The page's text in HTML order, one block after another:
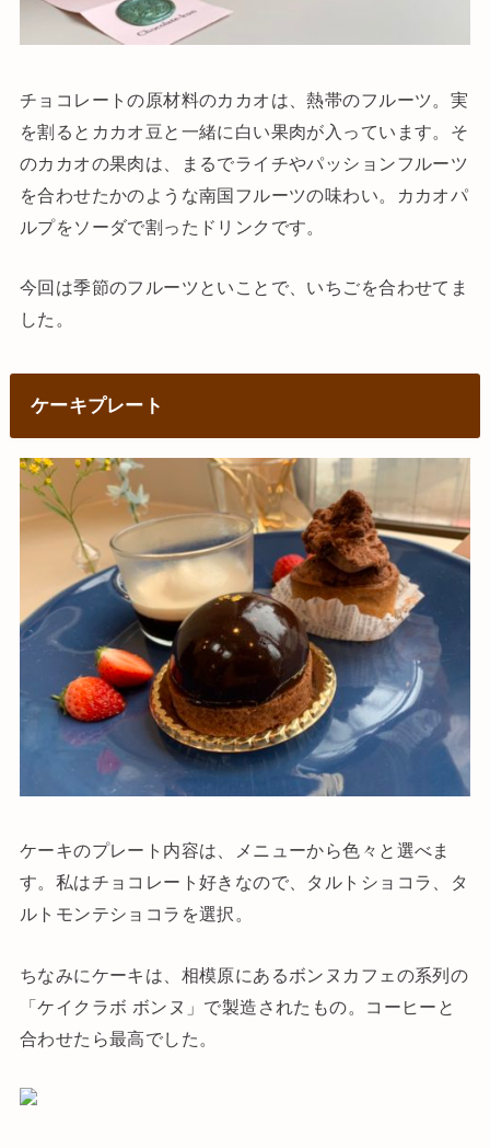
チョコレートの原材料のカカオは、熱帯のフルーツ。実
を割るとカカオ豆と一緒に白い果肉が入っています。そ
のカカオの果肉は、まるでライチやパッションフルーツ
を合わせたかのような南国フルーツの味わい。カカオパ
ルプをソーダで割ったドリンクです。
今回は季節のフルーツといことで、いちごを合わせてま
した。
ケーキプレート
ケーキのプレート内容は、メニューから色々と選べま
す。私はチョコレート好きなので、タルトショコラ、タ
ルトモンテショコラを選択。
ちなみにケーキは、相模原にあるボンヌカフェの系列の
「ケイクラボ ボンヌ」で製造されたもの。コーヒーと
合わせたら最高でした。